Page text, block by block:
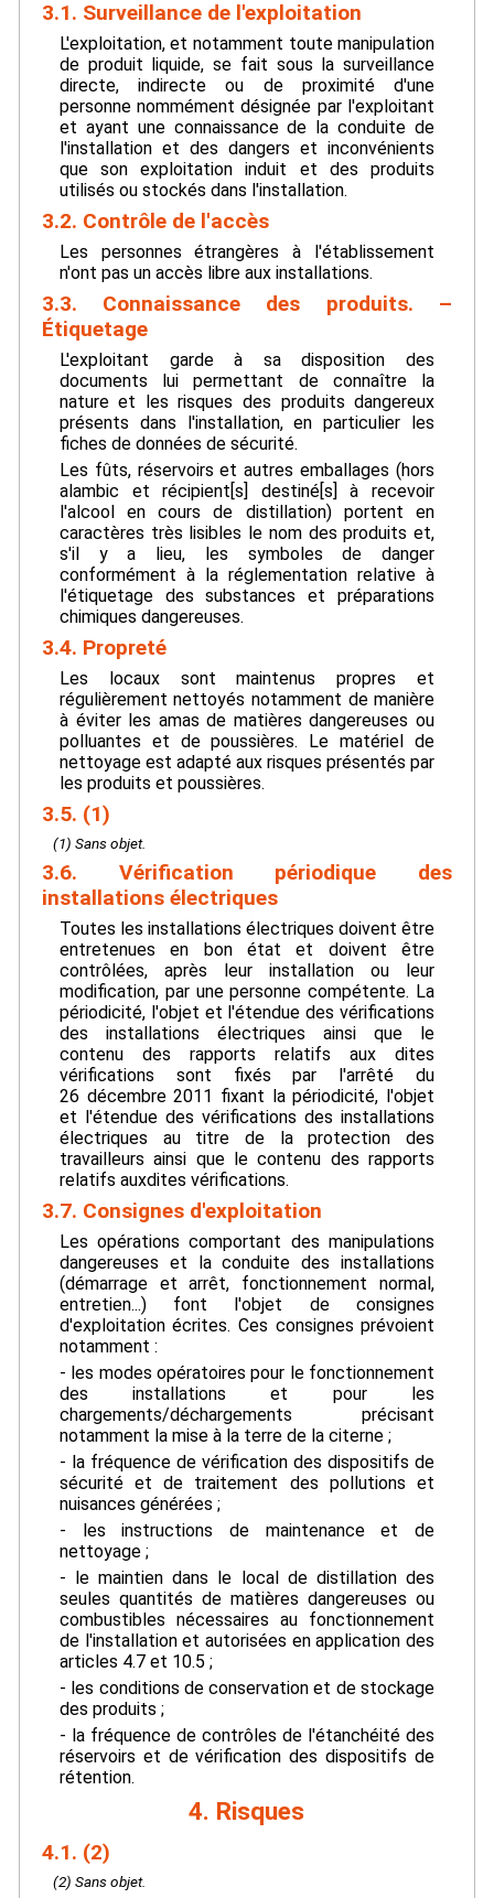
3.1. Surveillance de l'exploitation
L'exploitation, et notamment toute manipulation
de produit liquide, se fait sous la surveillance
directe, indirecte ou de proximité d'une
personne nommément désignée par l'exploitant
et ayant une connaissance de la conduite de
l'installation et des dangers et inconvénients
que son exploitation induit et des produits
utilisés ou stockés dans l'installation.
3.2. Contrôle de l'accès
Les personnes étrangères à l'établissement
n'ont pas un accès libre aux installations.
3.3. Connaissance des produits. –
Étiquetage
L'exploitant garde à sa disposition des
documents lui permettant de connaître la
nature et les risques des produits dangereux
présents dans l'installation, en particulier les
fiches de données de sécurité.
Les fûts, réservoirs et autres emballages (hors
alambic et récipient[s] destiné[s] à recevoir
l'alcool en cours de distillation) portent en
caractères très lisibles le nom des produits et,
s'il y a lieu, les symboles de danger
conformément à la réglementation relative à
l'étiquetage des substances et préparations
chimiques dangereuses.
3.4. Propreté
Les locaux sont maintenus propres et
régulièrement nettoyés notamment de manière
à éviter les amas de matières dangereuses ou
polluantes et de poussières. Le matériel de
nettoyage est adapté aux risques présentés par
les produits et poussières.
3.5. (1)
(1) Sans objet.
3.6. Vérification périodique des
installations électriques
Toutes les installations électriques doivent être
entretenues en bon état et doivent être
contrôlées, après leur installation ou leur
modification, par une personne compétente. La
périodicité, l'objet et l'étendue des vérifications
des installations électriques ainsi que le
contenu des rapports relatifs aux dites
vérifications sont fixés par l'arrêté du
26 décembre 2011 fixant la périodicité, l'objet
et l'étendue des vérifications des installations
électriques au titre de la protection des
travailleurs ainsi que le contenu des rapports
relatifs auxdites vérifications.
3.7. Consignes d'exploitation
Les opérations comportant des manipulations
dangereuses et la conduite des installations
(démarrage et arrêt, fonctionnement normal,
entretien...) font l'objet de consignes
d'exploitation écrites. Ces consignes prévoient
notamment :
- les modes opératoires pour le fonctionnement
des installations et pour les
chargements/déchargements précisant
notamment la mise à la terre de la citerne ;
- la fréquence de vérification des dispositifs de
sécurité et de traitement des pollutions et
nuisances générées ;
- les instructions de maintenance et de
nettoyage ;
- le maintien dans le local de distillation des
seules quantités de matières dangereuses ou
combustibles nécessaires au fonctionnement
de l'installation et autorisées en application des
articles 4.7 et 10.5 ;
- les conditions de conservation et de stockage
des produits ;
- la fréquence de contrôles de l'étanchéité des
réservoirs et de vérification des dispositifs de
rétention.
4. Risques
4.1. (2)
(2) Sans objet.